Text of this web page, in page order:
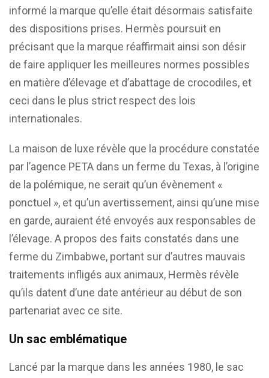
informé la marque qu’elle était désormais satisfaite
des dispositions prises. Hermès poursuit en
précisant que la marque réaffirmait ainsi son désir
de faire appliquer les meilleures normes possibles
en matière d’élevage et d’abattage de crocodiles, et
ceci dans le plus strict respect des lois
internationales.
La maison de luxe révèle que la procédure constatée
par l’agence PETA dans un ferme du Texas, à l’origine
de la polémique, ne serait qu’un évènement «
ponctuel », et qu’un avertissement, ainsi qu’une mise
en garde, auraient été envoyés aux responsables de
l’élevage. A propos des faits constatés dans une
ferme du Zimbabwe, portant sur d’autres mauvais
traitements infligés aux animaux, Hermès révèle
qu’ils datent d’une date antérieur au début de son
partenariat avec ce site.
Un sac emblématique
Lancé par la marque dans les années 1980, le sac